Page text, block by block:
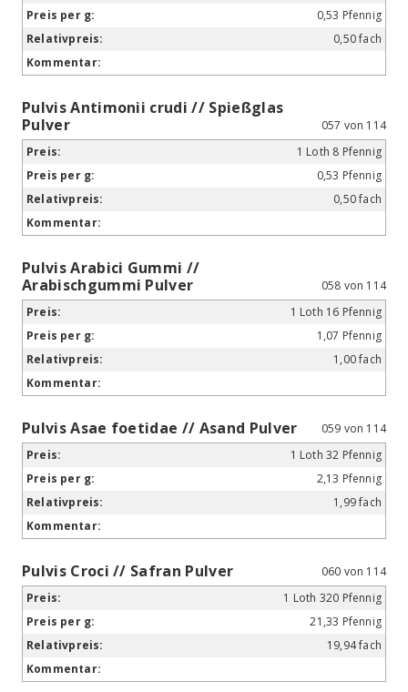
0,53 Pfennig
0,50 fach
Pulvis Antimonii crudi // Spießglas
Pulver
057 von 114
1 Loth 8 Pfennig
0,53 Pfennig
0,50 fach
Pulvis Arabici Gummi //
Arabischgummi Pulver
058 von 114
1 Loth 16 Pfennig
1,07 Pfennig
1,00 fach
Pulvis Asae foetidae // Asand Pulver
059 von 114
1 Loth 32 Pfennig
2,13 Pfennig
1,99 fach
Pulvis Croci // Safran Pulver
060 von 114
1 Loth 320 Pfennig
21,33 Pfennig
19,94 fach